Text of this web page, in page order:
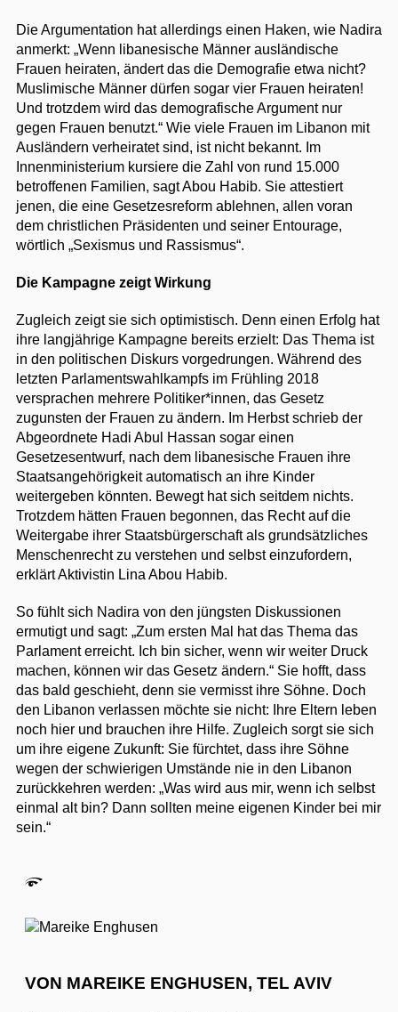
Die Argumentation hat allerdings einen Haken, wie Nadira
anmerkt: „Wenn libanesische Männer ausländische
Frauen heiraten, ändert das die Demografie etwa nicht?
Muslimische Männer dürfen sogar vier Frauen heiraten!
Und trotzdem wird das demografische Argument nur
gegen Frauen benutzt.“ Wie viele Frauen im Libanon mit
Ausländern verheiratet sind, ist nicht bekannt. Im
Innenministerium kursiere die Zahl von rund 15.000
betroffenen Familien, sagt Abou Habib. Sie attestiert
jenen, die eine Gesetzesreform ablehnen, allen voran
dem christlichen Präsidenten und seiner Entourage,
wörtlich „Sexismus und Rassismus“.
Die Kampagne zeigt Wirkung
Zugleich zeigt sie sich optimistisch. Denn einen Erfolg hat
ihre langjährige Kampagne bereits erzielt: Das Thema ist
in den politischen Diskurs vorgedrungen. Während des
letzten Parlamentswahlkampfs im Frühling 2018
versprachen mehrere Politiker*innen, das Gesetz
zugunsten der Frauen zu ändern. Im Herbst schrieb der
Abgeordnete Hadi Abul Hassan sogar einen
Gesetzesentwurf, nach dem libanesische Frauen ihre
Staatsangehörigkeit automatisch an ihre Kinder
weitergeben könnten. Bewegt hat sich seitdem nichts.
Trotzdem hätten Frauen begonnen, das Recht auf die
Weitergabe ihrer Staatsbürgerschaft als grundsätzliches
Menschenrecht zu verstehen und selbst einzufordern,
erklärt Aktivistin Lina Abou Habib.
So fühlt sich Nadira von den jüngsten Diskussionen
ermutigt und sagt: „Zum ersten Mal hat das Thema das
Parlament erreicht. Ich bin sicher, wenn wir weiter Druck
machen, können wir das Gesetz ändern.“ Sie hofft, dass
das bald geschieht, denn sie vermisst ihre Söhne. Doch
den Libanon verlassen möchte sie nicht: Ihre Eltern leben
noch hier und brauchen ihre Hilfe. Zugleich sorgt sie sich
um ihre eigene Zukunft: Sie fürchtet, dass ihre Söhne
wegen der schwierigen Umstände nie in den Libanon
zurückkehren werden: „Was wird aus mir, wenn ich selbst
einmal alt bin? Dann sollten meine eigenen Kinder bei mir
sein.“
VON MAREIKE ENGHUSEN, TEL AVIV